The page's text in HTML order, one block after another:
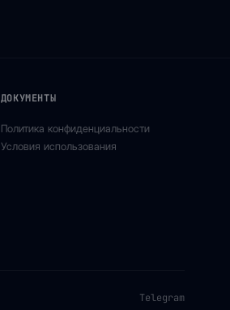
ДОКУМЕНТЫ
Политика конфиденциальности
Условия использования
Telegram